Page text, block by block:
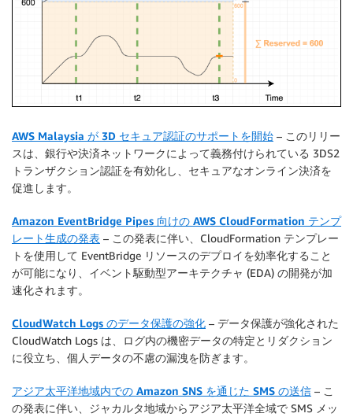
AWS Malaysia が 3D セキュア認証のサポートを開始 – このリリー
スは、銀行や決済ネットワークによって義務付けられている 3DS2
トランザクション認証を有効化し、セキュアなオンライン決済を
促進します。
Amazon EventBridge Pipes 向けの AWS CloudFormation テンプ
レート生成の発表 – この発表に伴い、CloudFormation テンプレー
トを使用して EventBridge リソースのデプロイを効率化すること
が可能になり、イベント駆動型アーキテクチャ (EDA) の開発が加
速化されます。
CloudWatch Logs のデータ保護の強化 – データ保護が強化された
CloudWatch Logs は、ログ内の機密データの特定とリダクション
に役立ち、個人データの不慮の漏洩を防ぎます。
アジア太平洋地域内での Amazon SNS を通じた SMS の送信 – こ
の発表に伴い、ジャカルタ地域からアジア太平洋全域で SMS メッ